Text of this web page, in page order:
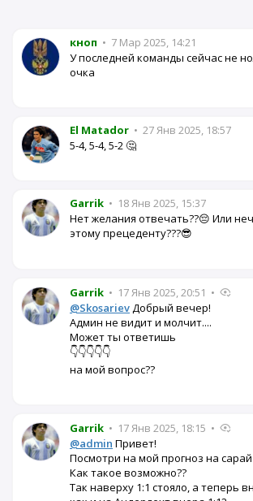
кноп • 7 Мар 2025, 14:21
У последней команды сейчас не
очка
El Matador • 27 Янв 2025, 18:57
5-4, 5-4, 5-2 🤔
Garrik • 18 Янв 2025, 15:37
Нет желания отвечать??😔 Или
этому прецеденту???😎
Garrik • 17 Янв 2025, 20:51 •
@Skosariev Добрый вечер!
Админ не видит и молчит....
Может ты ответишь
👇👇👇👇👇
на мой вопрос??
Garrik • 17 Янв 2025, 18:15 •
@admin Привет!
Посмотри на мой прогноз на
Как такое возможно??
Так наверху 1:1 стояло, а теперь